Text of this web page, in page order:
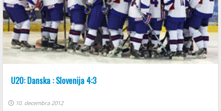
U20: Danska : Slovenija 4:3
10. decembra 2012